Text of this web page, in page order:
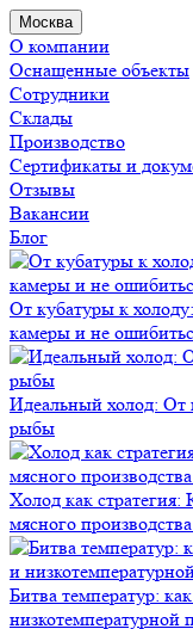
Москва
О компании
Оснащенные объекты
Сотрудники
Склады
Производство
Сертификаты и
Отзывы
Вакансии
Блог
От кубатуры к
камеры и не
Идеальный холод:
рыбы
Холод как
мясного
Битва температур: